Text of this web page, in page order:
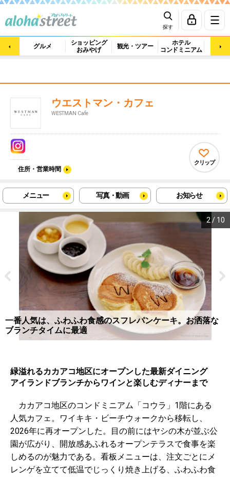
探す
グルメ
ショッピング
おみやげ
観光・ツアー
ホテル
コンドミニアム
マッ
ウエストマン・カフェ
WESTMAN Cafe
住所・営業時間
クリップ
メニュー 写真・動画 お知らせ
一番人気は、ふわふわ食感のスフレパンケーキ。お洒落な
ブランチタイムに最適
2/ 10
緑溢れるカカアコ地区にオープンした最新ダイニング
アイランドブランチからワインと楽しむディナーまで
カカアコ地区のコンドミニアム「コウラ」1階にある
人気カフェ。ワイキキ・ビーチウォークから移転し、
2026年に再オープンした。目の前にはヤシの木が並ぶ公
園が広がり、開放感あふれるオープンテラスで食事を楽
しめるのが魅力である。看板メニューは、注文ごとにメ
レンゲを立てて低温でじっくり焼き上げる、ふわふわ食